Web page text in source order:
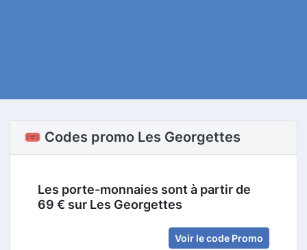
🎟️ Codes promo Les Georgettes
Les porte-monnaies sont à partir de
69 € sur Les Georgettes
Voir le code Promo